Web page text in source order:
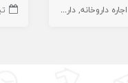
اجاره داروخانه داروخانه و داروساز